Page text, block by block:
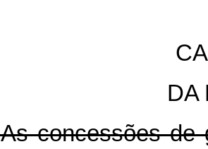
DA
concessões de